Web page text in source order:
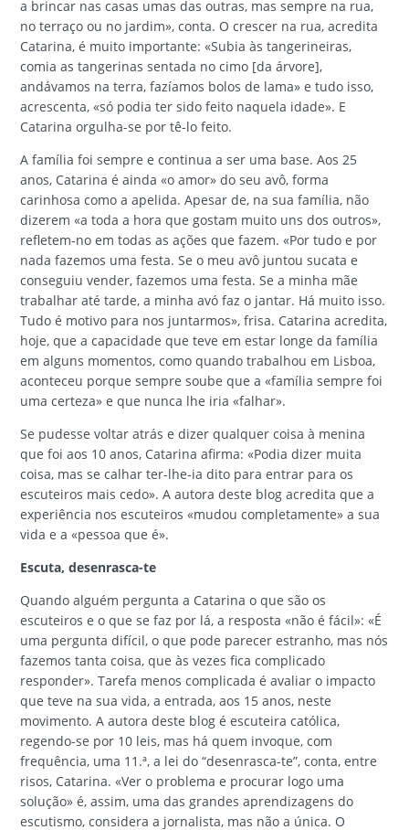
a brincar nas casas umas das outras, mas sempre na rua,
no terraço ou no jardim», conta. O crescer na rua, acredita
Catarina, é muito importante: «Subia às tangerineiras,
comia as tangerinas sentada no cimo [da árvore],
andávamos na terra, fazíamos bolos de lama» e tudo isso,
acrescenta, «só podia ter sido feito naquela idade». E
Catarina orgulha-se por tê-lo feito.
A família foi sempre e continua a ser uma base. Aos 25
anos, Catarina é ainda «o amor» do seu avô, forma
carinhosa como a apelida. Apesar de, na sua família, não
dizerem «a toda a hora que gostam muito uns dos outros»,
refletem-no em todas as ações que fazem. «Por tudo e por
nada fazemos uma festa. Se o meu avô juntou sucata e
conseguiu vender, fazemos uma festa. Se a minha mãe
trabalhar até tarde, a minha avó faz o jantar. Há muito isso.
Tudo é motivo para nos juntarmos», frisa. Catarina acredita,
hoje, que a capacidade que teve em estar longe da família
em alguns momentos, como quando trabalhou em Lisboa,
aconteceu porque sempre soube que a «família sempre foi
uma certeza» e que nunca lhe iria «falhar».
Se pudesse voltar atrás e dizer qualquer coisa à menina
que foi aos 10 anos, Catarina afirma: «Podia dizer muita
coisa, mas se calhar ter-lhe-ia dito para entrar para os
escuteiros mais cedo». A autora deste blog acredita que a
experiência nos escuteiros «mudou completamente» a sua
vida e a «pessoa que é».
Escuta, desenrasca-te
Quando alguém pergunta a Catarina o que são os
escuteiros e o que se faz por lá, a resposta «não é fácil»: «É
uma pergunta difícil, o que pode parecer estranho, mas nós
fazemos tanta coisa, que às vezes fica complicado
responder». Tarefa menos complicada é avaliar o impacto
que teve na sua vida, a entrada, aos 15 anos, neste
movimento. A autora deste blog é escuteira católica,
regendo-se por 10 leis, mas há quem invoque, com
frequência, uma 11.ª, a lei do “desenrasca-te”, conta, entre
risos, Catarina. «Ver o problema e procurar logo uma
solução» é, assim, uma das grandes aprendizagens do
escutismo, considera a jornalista, mas não a única. O